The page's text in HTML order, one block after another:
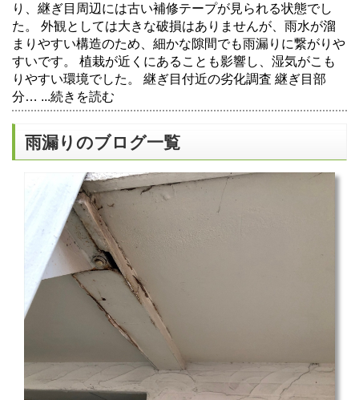
り、継ぎ目周辺には古い補修テープが見られる状態でし
た。 外観としては大きな破損はありませんが、雨水が溜
まりやすい構造のため、細かな隙間でも雨漏りに繋がりや
すいです。 植栽が近くにあることも影響し、湿気がこも
りやすい環境でした。 継ぎ目付近の劣化調査 継ぎ目部
分… ...続きを読む
雨漏りのブログ一覧